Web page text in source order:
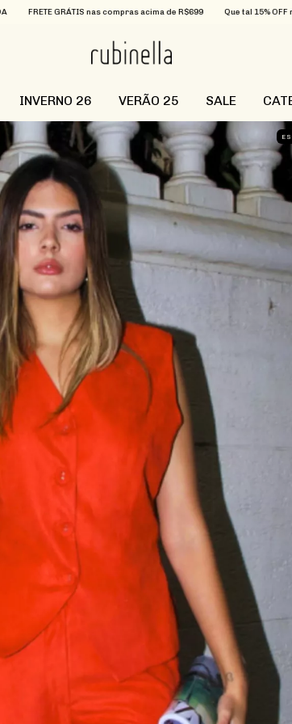
nas compras acima de R$699 Que tal 15% OFF na sua
INVERNO 26 VERÃO 25 SALE